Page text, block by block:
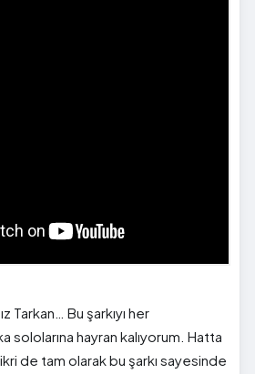
Tarkan… Bu şarkıyı her
hayran kalıyorum. Hatta
de tam olarak bu şarkı sayesinde